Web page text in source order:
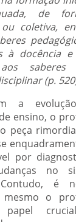
de
coletiva,
à docência
saberes
(p.
a
ensino, o
peça
por
no
Contudo, é
o